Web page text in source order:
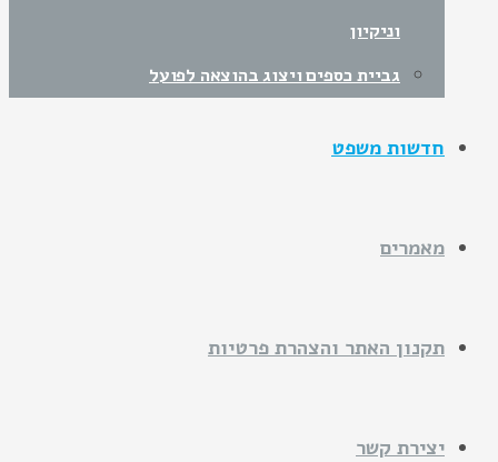
וניקיון
גביית כספים ויצוג בהוצאה לפועל
חדשות משפט
מאמרים
תקנון האתר והצהרת פרטיות
יצירת קשר